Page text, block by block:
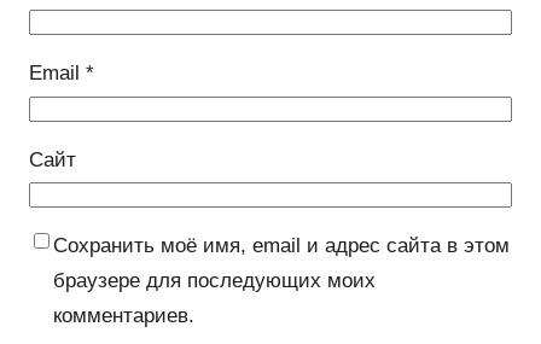
Email *
Сайт
Сохранить моё имя, email и адрес сайта в этом
браузере для последующих моих
комментариев.